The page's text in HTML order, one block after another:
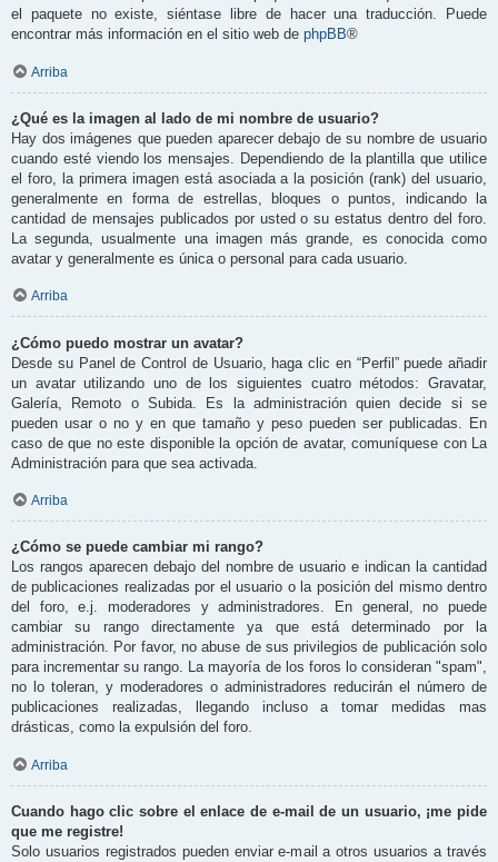
el paquete no existe, siéntase libre de hacer una traducción. Puede
encontrar más información en el sitio web de phpBB®
Arriba
¿Qué es la imagen al lado de mi nombre de usuario?
Hay dos imágenes que pueden aparecer debajo de su nombre de usuario
cuando esté viendo los mensajes. Dependiendo de la plantilla que utilice
el foro, la primera imagen está asociada a la posición (rank) del usuario,
generalmente en forma de estrellas, bloques o puntos, indicando la
cantidad de mensajes publicados por usted o su estatus dentro del foro.
La segunda, usualmente una imagen más grande, es conocida como
avatar y generalmente es única o personal para cada usuario.
Arriba
¿Cómo puedo mostrar un avatar?
Desde su Panel de Control de Usuario, haga clic en “Perfil” puede añadir
un avatar utilizando uno de los siguientes cuatro métodos: Gravatar,
Galería, Remoto o Subida. Es la administración quien decide si se
pueden usar o no y en que tamaño y peso pueden ser publicadas. En
caso de que no este disponible la opción de avatar, comuníquese con La
Administración para que sea activada.
Arriba
¿Cómo se puede cambiar mi rango?
Los rangos aparecen debajo del nombre de usuario e indican la cantidad
de publicaciones realizadas por el usuario o la posición del mismo dentro
del foro, e.j. moderadores y administradores. En general, no puede
cambiar su rango directamente ya que está determinado por la
administración. Por favor, no abuse de sus privilegios de publicación solo
para incrementar su rango. La mayoría de los foros lo consideran "spam",
no lo toleran, y moderadores o administradores reducirán el número de
publicaciones realizadas, llegando incluso a tomar medidas mas
drásticas, como la expulsión del foro.
Arriba
Cuando hago clic sobre el enlace de e-mail de un usuario, ¡me pide
que me registre!
Solo usuarios registrados pueden enviar e-mail a otros usuarios a través